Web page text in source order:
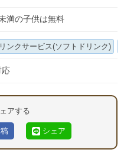
満の子供は無料
ンクサービス(ソフトドリンク)
応
アする
シェア